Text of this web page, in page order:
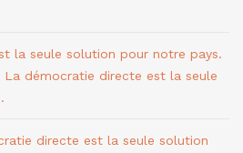
la seule solution pour notre pays.
La démocratie directe est la seule
directe est la seule solution